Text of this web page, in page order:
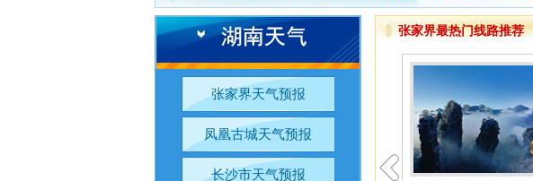
张家界天气预报
凤凰古城天气预报
长沙市天气预报
张家界最热门线路推荐